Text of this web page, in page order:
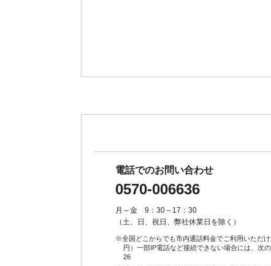
電話でのお問い合わせ
0570-006636
月～金 9：30～17：30
（土、日、祝日、弊社休業日を除く）
※全国どこからでも市内通話料金でご利用いただ
円）一部IP電話など接続できない場合には、次
26